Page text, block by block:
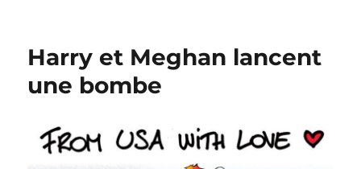
a
ans
Harry et Meghan lancent
une bombe